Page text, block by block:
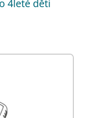
4leté děti